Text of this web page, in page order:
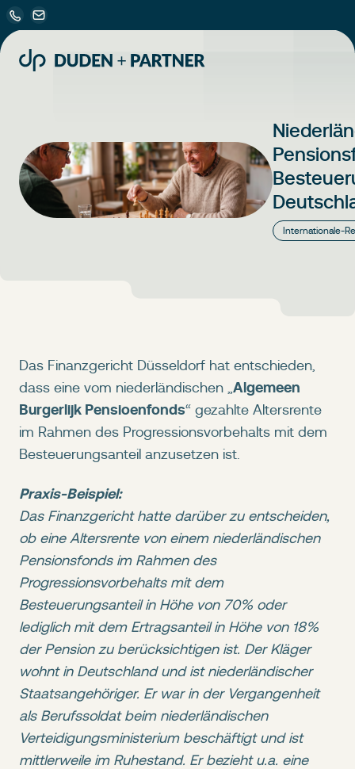
Internationale-
Das Finanzgericht Düsseldorf hat entschieden,
dass eine vom niederländischen „ Algemeen
Burgerlijk Pensioenfonds“ gezahlte Altersrente
im Rahmen des Progressionsvorbehalts mit dem
Besteuerungsanteil anzusetzen ist.
Praxis-Beispiel:
Das Finanzgericht hatte darüber zu entscheiden,
ob eine Altersrente von einem niederländischen
Pensionsfonds im Rahmen des
Progressionsvorbehalts mit dem
Besteuerungsanteil in Höhe von 70% oder
lediglich mit dem Ertragsanteil in Höhe von 18%
der Pension zu berücksichtigen ist. Der Kläger
wohnt in Deutschland und ist niederländischer
Staatsangehöriger. Er war in der Vergangenheit
als Berufssoldat beim niederländischen
Verteidigungsministerium beschäftigt und ist
mittlerweile im Ruhestand. Er bezieht u.a. eine